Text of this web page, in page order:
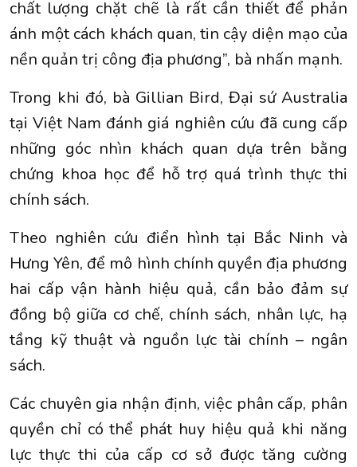
chất lượng chặt chẽ là rất cần thiết để phản
ánh một cách khách quan, tin cậy diện mạo của
nền quản trị công địa phương”, bà nhấn mạnh.
Trong khi đó, bà Gillian Bird, Đại sứ Australia
tại Việt Nam đánh giá nghiên cứu đã cung cấp
những góc nhìn khách quan dựa trên bằng
chứng khoa học để hỗ trợ quá trình thực thi
chính sách.
Theo nghiên cứu điển hình tại Bắc Ninh và
Hưng Yên, để mô hình chính quyền địa phương
hai cấp vận hành hiệu quả, cần bảo đảm sự
đồng bộ giữa cơ chế, chính sách, nhân lực, hạ
tầng kỹ thuật và nguồn lực tài chính – ngân
sách.
Các chuyên gia nhận định, việc phân cấp, phân
quyền chỉ có thể phát huy hiệu quả khi năng
lực thực thi của cấp cơ sở được tăng cường